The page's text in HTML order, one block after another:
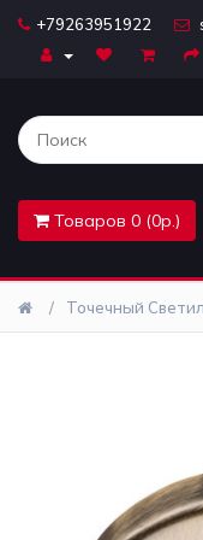
+79263951922
Товаров 0 (0р.)
Комплектующие
Лайтбоксы
интерьера
Точечный